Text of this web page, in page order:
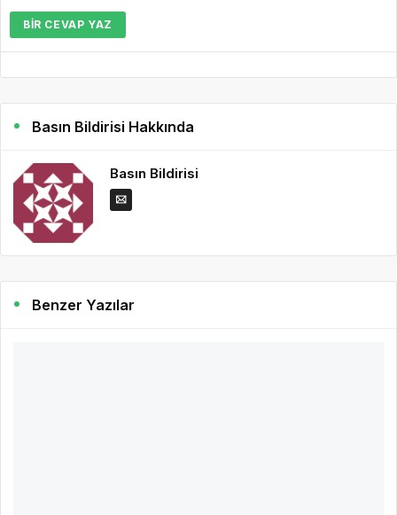
BIR CEVAP YAZ
Basın Bildirisi Hakkında
Basın Bildirisi
Benzer Yazılar